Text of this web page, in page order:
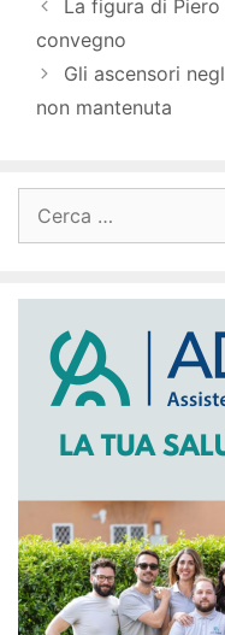
La figura di
convegno
Gli ascensori
non mantenuta
per: